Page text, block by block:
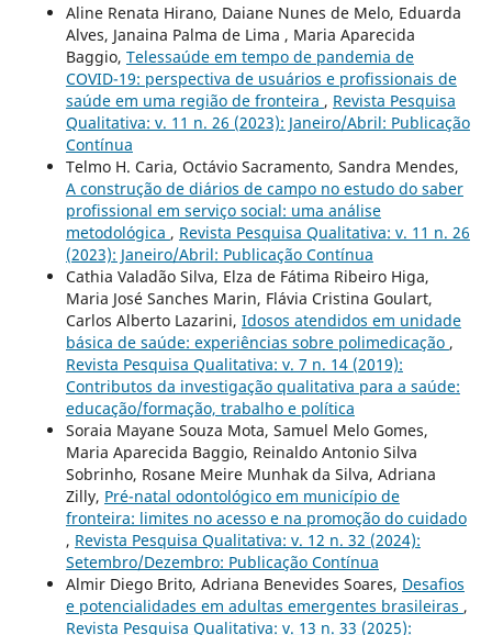
Aline Renata Hirano, Daiane Nunes de Melo, Eduarda
Alves, Janaina Palma de Lima , Maria Aparecida
Baggio, Telessaúde em tempo de pandemia de
COVID-19: perspectiva de usuários e profissionais de
saúde em uma região de fronteira , Revista Pesquisa
Qualitativa: v. 11 n. 26 (2023): Janeiro/Abril: Publicação
Contínua
Telmo H. Caria, Octávio Sacramento, Sandra Mendes,
A construção de diários de campo no estudo do saber
profissional em serviço social: uma análise
metodológica , Revista Pesquisa Qualitativa: v. 11 n. 26
(2023): Janeiro/Abril: Publicação Contínua
Cathia Valadão Silva, Elza de Fátima Ribeiro Higa,
Maria José Sanches Marin, Flávia Cristina Goulart,
Carlos Alberto Lazarini, Idosos atendidos em unidade
básica de saúde: experiências sobre polimedicação ,
Revista Pesquisa Qualitativa: v. 7 n. 14 (2019):
Contributos da investigação qualitativa para a saúde:
educação/formação, trabalho e política
Soraia Mayane Souza Mota, Samuel Melo Gomes,
Maria Aparecida Baggio, Reinaldo Antonio Silva
Sobrinho, Rosane Meire Munhak da Silva, Adriana
Zilly, Pré-natal odontológico em município de
fronteira: limites no acesso e na promoção do cuidado
, Revista Pesquisa Qualitativa: v. 12 n. 32 (2024):
Setembro/Dezembro: Publicação Contínua
Almir Diego Brito, Adriana Benevides Soares, Desafios
e potencialidades em adultas emergentes brasileiras ,
Revista Pesquisa Qualitativa: v. 13 n. 33 (2025):